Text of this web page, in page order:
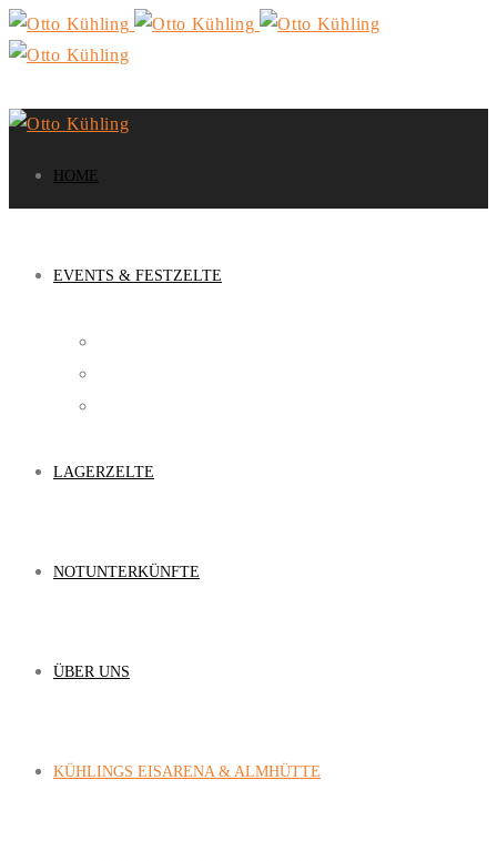
HOME
EVENTS & FESTZELTE
LAGERZELTE
NOTUNTERKÜNFTE
ÜBER UNS
KÜHLINGS EISARENA & ALMHÜTTE